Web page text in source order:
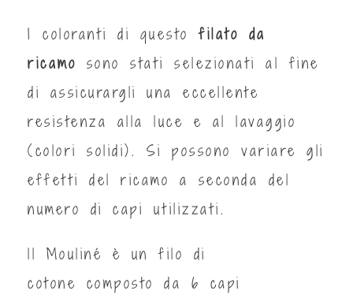
I coloranti di questo filato da
ricamo sono stati selezionati al fine
di assicurargli una eccellente
resistenza alla luce e al lavaggio
(colori solidi). Si possono variare gli
effetti del ricamo a seconda del
numero di capi utilizzati.
ll Mouliné è un filo di
cotone composto da 6 capi